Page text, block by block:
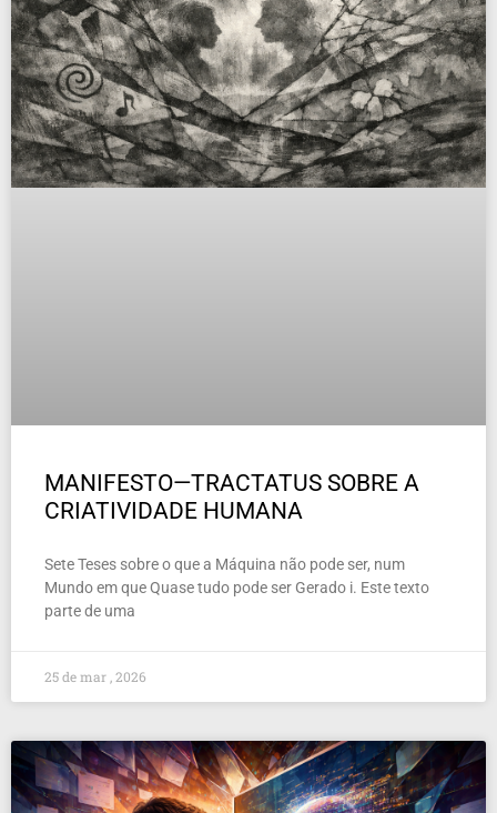
MANIFESTO—TRACTATUS SOBRE A
CRIATIVIDADE HUMANA
Sete Teses sobre o que a Máquina não pode ser, num
Mundo em que Quase tudo pode ser Gerado i. Este texto
parte de uma
25 de mar , 2026